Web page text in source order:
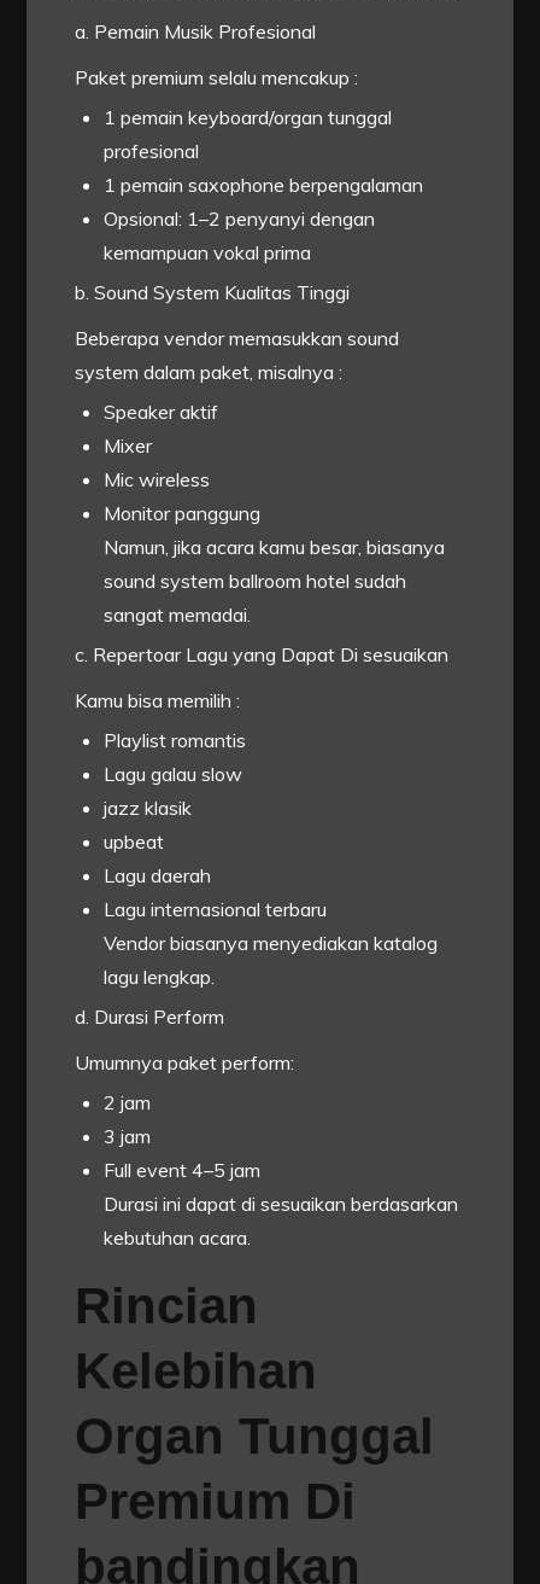
a. Pemain Musik Profesional
Paket premium selalu mencakup :
1 pemain keyboard/organ tunggal
profesional
1 pemain saxophone berpengalaman
Opsional: 1–2 penyanyi dengan
kemampuan vokal prima
b. Sound System Kualitas Tinggi
Beberapa vendor memasukkan sound
system dalam paket, misalnya :
Speaker aktif
Mixer
Mic wireless
Monitor panggung
Namun, jika acara kamu besar, biasanya
sound system ballroom hotel sudah
sangat memadai.
c. Repertoar Lagu yang Dapat Di sesuaikan
Kamu bisa memilih :
Playlist romantis
Lagu galau slow
jazz klasik
upbeat
Lagu daerah
Lagu internasional terbaru
Vendor biasanya menyediakan katalog
lagu lengkap.
d. Durasi Perform
Umumnya paket perform:
2 jam
3 jam
Full event 4–5 jam
Durasi ini dapat di sesuaikan berdasarkan
kebutuhan acara.
Rincian
Kelebihan
Organ Tunggal
Premium Di
bandingkan